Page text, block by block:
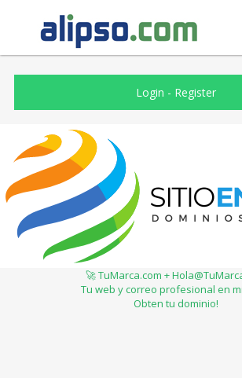
Login - Register
🚀 TuMarca.com +
Tu web y correo profesional en
Obten tu dominio!